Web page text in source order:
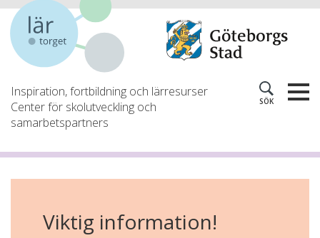
Inspiration, fortbildning och lärresurser
Center för skolutveckling och
samarbetspartners
SÖK
Viktig information!